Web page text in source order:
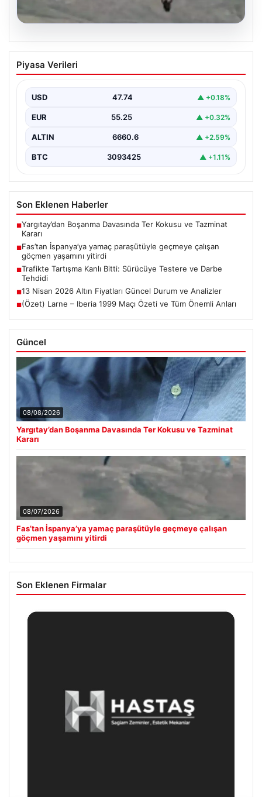
07.08.2026
Fas’tan İspanya’ya yamaç paraşütüyle
geçmeye çalışan göçmen yaşamını
{ "title": "Fas'tan İspanya'ya Yamaç Paraşütüyle
"content": "Fas ile…
Piyasa Verileri
USD 47.74 ▲ +0.18%
EUR 55.25 ▲ +0.32%
ALTIN 6660.6 ▲ +2.59%
BTC 3093425 ▲ +1.11%
Son Eklenen Haberler
■Yargıtay’dan Boşanma Davasında Ter Kokusu ve Tazminat
Kararı
■Fas’tan İspanya’ya yamaç paraşütüyle geçmeye çalışan
göçmen yaşamını yitirdi
■Trafikte Tartışma Kanlı Bitti: Sürücüye Testere ve Darbe
Tehdidi
■13 Nisan 2026 Altın Fiyatları Güncel Durum ve Analizler
■(Özet) Larne – Iberia 1999 Maçı Özeti ve Tüm Önemli Anları
Güncel
08/08/2026
Yargıtay’dan Boşanma Davasında Ter Kokusu ve Tazminat
Kararı
08/07/2026
Fas’tan İspanya’ya yamaç paraşütüyle geçmeye çalışan
göçmen yaşamını yitirdi
Son Eklenen Firmalar